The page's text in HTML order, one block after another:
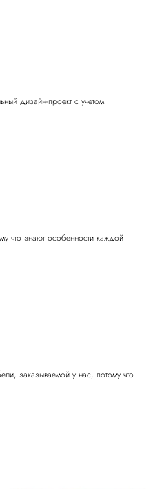
дизайн-проект с учетом
что знают особенности каждой
заказываемой у нас, потому что